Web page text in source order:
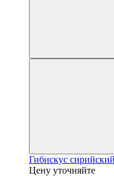
Гибискус
Цену уточняйте